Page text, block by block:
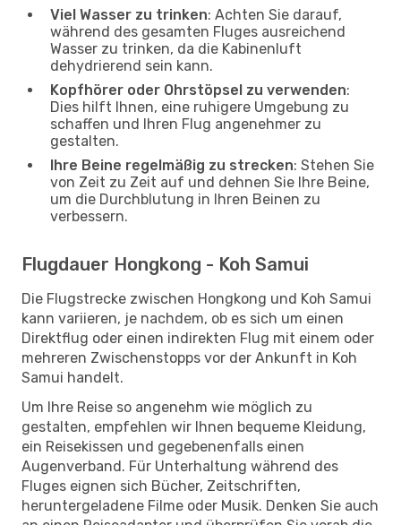
Viel Wasser zu trinken: Achten Sie darauf,
während des gesamten Fluges ausreichend
Wasser zu trinken, da die Kabinenluft
dehydrierend sein kann.
Kopfhörer oder Ohrstöpsel zu verwenden:
Dies hilft Ihnen, eine ruhigere Umgebung zu
schaffen und Ihren Flug angenehmer zu
gestalten.
Ihre Beine regelmäßig zu strecken: Stehen Sie
von Zeit zu Zeit auf und dehnen Sie Ihre Beine,
um die Durchblutung in Ihren Beinen zu
verbessern.
Flugdauer Hongkong - Koh Samui
Die Flugstrecke zwischen Hongkong und Koh Samui
kann variieren, je nachdem, ob es sich um einen
Direktflug oder einen indirekten Flug mit einem oder
mehreren Zwischenstopps vor der Ankunft in Koh
Samui handelt.
Um Ihre Reise so angenehm wie möglich zu
gestalten, empfehlen wir Ihnen bequeme Kleidung,
ein Reisekissen und gegebenenfalls einen
Augenverband. Für Unterhaltung während des
Fluges eignen sich Bücher, Zeitschriften,
heruntergeladene Filme oder Musik. Denken Sie auch